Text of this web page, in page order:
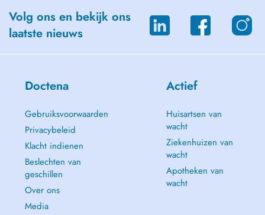
Volg ons en bekijk ons
laatste nieuws
Doctena
Gebruiksvoorwaarden
Privacybeleid
Klacht indienen
Beslechten van
geschillen
Over ons
Media
Actief
Huisartsen van
wacht
Ziekenhuizen van
wacht
Apotheken van
wacht